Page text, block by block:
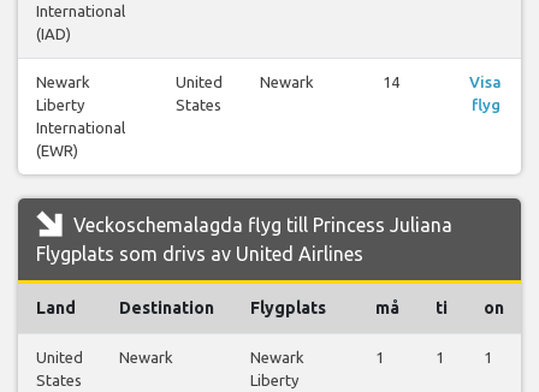
International
(IAD)
Newark
Liberty
International
(EWR)
United
States
Newark 14
Visa
flyg
Veckoschemalagda flyg till Princess Juliana
Flygplats som drivs av United Airlines
Land Destination Flygplats må ti on
United
States
Newark
Newark
Liberty
1 1 1